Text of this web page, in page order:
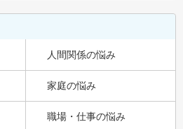
人間関係の悩み
家庭の悩み
職場・仕事の悩み